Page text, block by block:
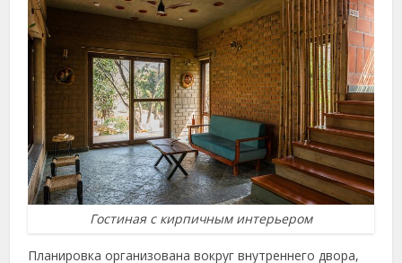
Гостиная с кирпичным интерьером
Планировка организована вокруг внутреннего двора,